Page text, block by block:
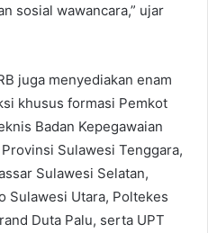
sosial wawancara,” ujar
juga menyediakan enam
khusus formasi Pemkot
Badan Kepegawaian
Sulawesi Tenggara,
Sulawesi Selatan,
Sulawesi Utara, Poltekes
Duta Palu, serta UPT